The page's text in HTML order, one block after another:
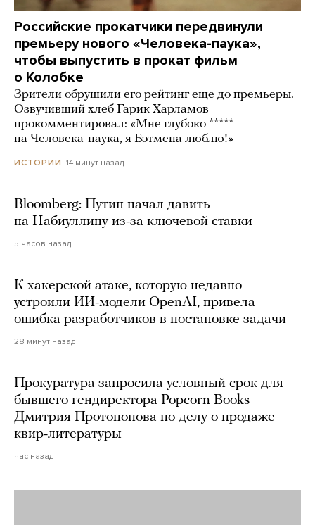
Российские прокатчики передвинули
премьеру нового «Человека-паука»,
чтобы выпустить в прокат фильм
о Колобке
Зрители обрушили его рейтинг еще до премьеры.
Озвучивший хлеб Гарик Харламов
прокомментировал: «Мне глубоко *****
на Человека-паука, я Бэтмена люблю!»
ИСТОРИИ 14 минут назад
Bloomberg: Путин начал давить
на Набиуллину из-за ключевой ставки
5 часов назад
К хакерской атаке, которую недавно
устроили ИИ-модели OpenAI, привела
ошибка разработчиков в постановке задачи
28 минут назад
Прокуратура запросила условный срок для
бывшего гендиректора Popcorn Books
Дмитрия Протопопова по делу о продаже
квир-литературы
час назад